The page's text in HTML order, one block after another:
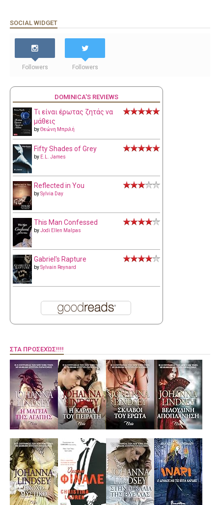
SOCIAL WIDGET
Followers Followers
DOMINICA'S REVIEWS
Τι είναι έρωτας ζητάς να
μάθεις
byΘεώνη Μπριλή
Fifty Shades of Grey
by E.L. James
Reflected in You
bySylvia Day
This Man Confessed
byJodi Ellen Malpas
Gabriel's Rapture
bySylvain Reynard
ΣΤΑ ΠΡΟΣΕΧΏΣ!!!!